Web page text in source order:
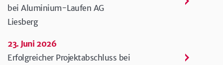
bei Aluminium-Laufen AG
Liesberg
23. Juni 2026
Erfolgreicher Projektabschluss bei